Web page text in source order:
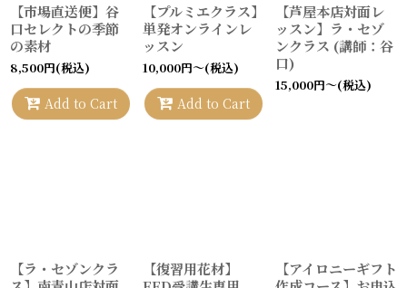
【市場直送便】谷
口セレクトの季節
の素材
8,500円(税込)
Add to Cart
【プルミエクラス】
単発オンラインレ
ッスン
10,000円～(税込)
Add to Cart
【芦屋本店対面レ
ッスン】ラ・セゾ
ンクラス (講師：谷
口)
15,000円～(税込)
【ラ・セゾンクラ
【復習用花材】
【アイロニーギフト